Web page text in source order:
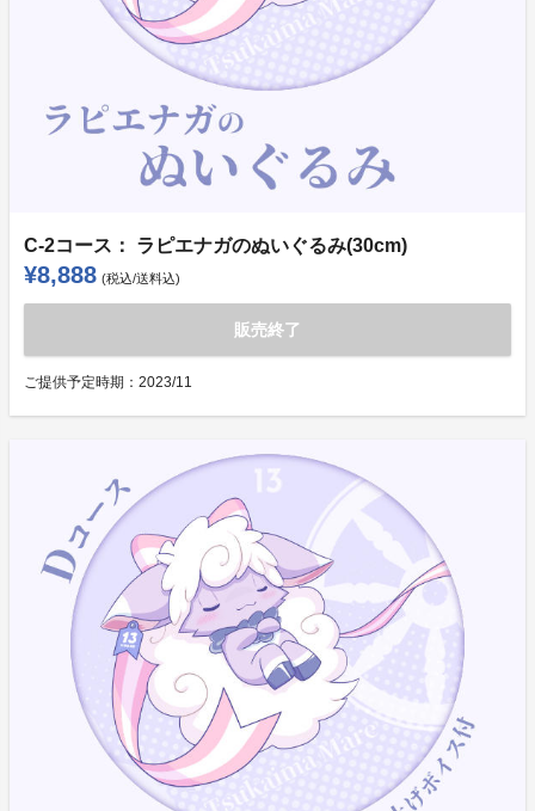
C-2コース： ラピエナガのぬいぐるみ(30cm)
¥8,888 (税込/送料込)
販売終了
ご提供予定時期： 2023/11